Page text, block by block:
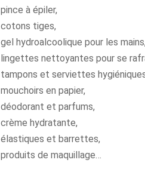
pince à épiler,
cotons tiges,
gel hydroalcoolique pour les mains,
lingettes nettoyantes pour se
tampons et serviettes
mouchoirs en papier,
déodorant et parfums,
crème hydratante,
élastiques et barrettes,
produits de maquillage…